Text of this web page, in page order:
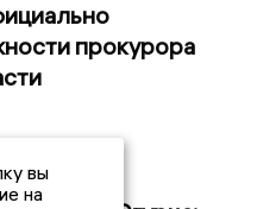
прокурора
вы
на